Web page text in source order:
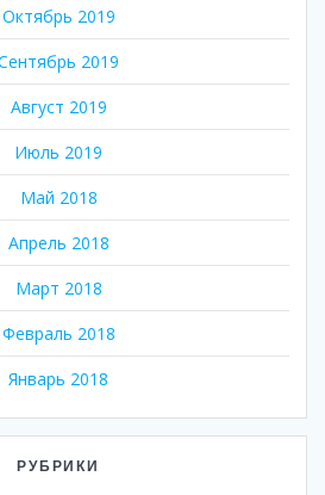
Октябрь 2019
2019
Август 2019
Июль 2019
Май 2018
Апрель 2018
Март 2018
Февраль 2018
Январь 2018
РУБРИКИ